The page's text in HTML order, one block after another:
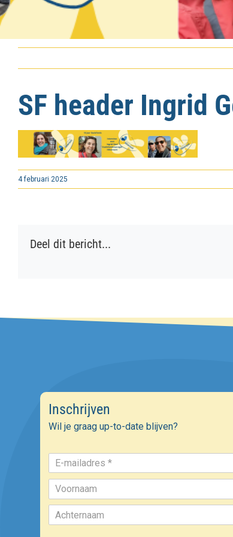
SF header Ingrid
4 februari 2025
Deel dit bericht...
Inschrijven
Wil je graag up-to-date blijven?